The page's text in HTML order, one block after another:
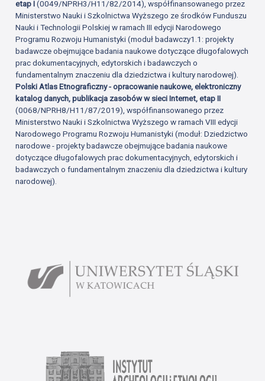
etap I(0049/NPRH3/H11/82/2014), współfinansowanego przez
Ministerstwo Nauki i Szkolnictwa Wyższego ze środków Funduszu
Nauki i Technologii Polskiej w ramach III edycji Narodowego
Programu Rozwoju Humanistyki (moduł badawczy1.1: projekty
badawcze obejmujące badania naukowe dotyczące długofalowych
prac dokumentacyjnych, edytorskich i badawczych o
fundamentalnym znaczeniu dla dziedzictwa i kultury narodowej).
Polski Atlas Etnograficzny - opracowanie naukowe, elektroniczny
katalog danych, publikacja zasobów w sieci Internet, etap II
(0068/NPRH8/H11/87/2019), współfinansowanego przez
Ministerstwo Nauki i Szkolnictwa Wyższego w ramach VIII edycji
Narodowego Programu Rozwoju Humanistyki (moduł: Dziedzictwo
narodowe - projekty badawcze obejmujące badania naukowe
dotyczące długofalowych prac dokumentacyjnych, edytorskich i
badawczych o fundamentalnym znaczeniu dla dziedzictwa i kultury
narodowej).